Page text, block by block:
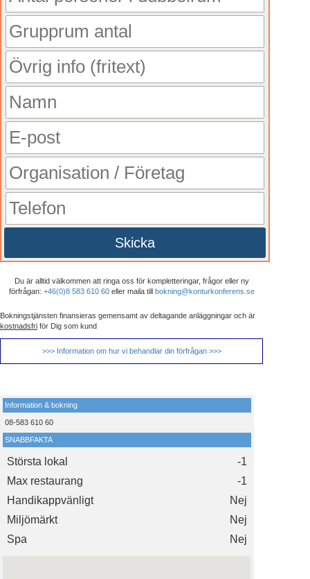
Skicka
Du är alltid välkommen att ringa oss för kompletteringar, frågor eller ny
förfrågan: +46(0)8 583 610 60eller maila till bokning@konturkonferens.se
Bokningstjänsten finansieras gemensamt av deltagande anläggningar och är
kostnadsfri för Dig som kund
>>> Information om hur vi behandlar din förfrågan >>>
Information & bokning
08-583 610 60
SNABBFAKTA
Största lokal
-1
Max restaurang
-1
Handikappvänligt
Nej
Miljömärkt
Nej
Spa
Nej